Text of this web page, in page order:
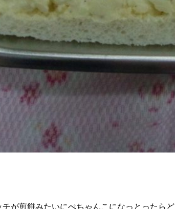
チが煎餅みたいにぺちゃんこになっとったらど